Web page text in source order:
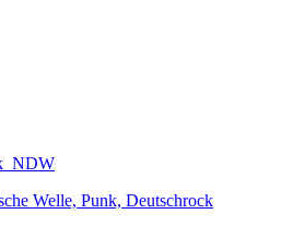
Welle, Punk, Deutschrock